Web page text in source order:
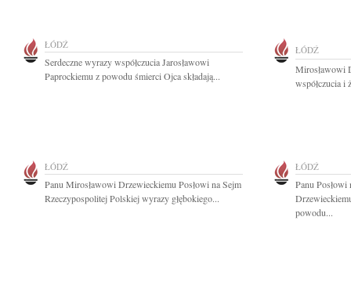
ŁÓDŹ
Serdeczne wyrazy współczucia Jarosławowi
Paprockiemu z powodu śmierci Ojca składają...
ŁÓDŹ
Mirosławowi
współczucia i
ŁÓDŹ
Panu Mirosławowi Drzewieckiemu Posłowi na Sejm
Rzeczypospolitej Polskiej wyrazy głębokiego...
ŁÓDŹ
Panu
powodu...